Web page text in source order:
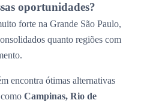
oportunidades?
forte na Grande São Paulo,
quanto regiões com
encontra ótimas alternativas
Campinas, Rio de